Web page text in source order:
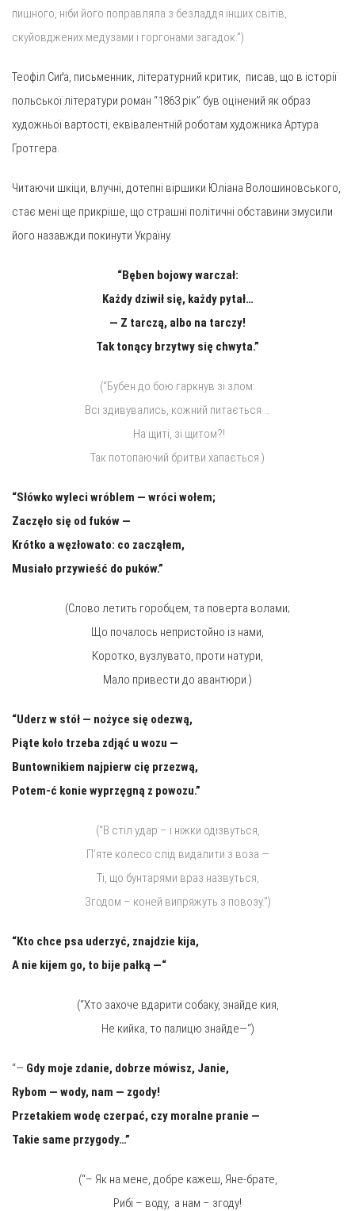
пишного, ніби його поправляла з безладдя інших світів,
скуйовджених медузами і горгонами загадок.”)
Теофіл Сиґа, письменник, літературний критик, писав, що в історії
польської літератури роман “1863 рік” був оцінений як образ
художньої вартості, еквівалентній роботам художника Артура
Гротгера.
Читаючи шкіци, влучні, дотепні віршики Юліана Волошиновського,
стає мені ще прикріше, що страшні політичні обставини змусили
його назавжди покинути Україну.
“Bęben bo­jo­wy war­czał:
Każdy dziwił się, każdy pytał…
— Z tarczą, albo na tar­czy!
Tak tonący brzy­twy się chwy­ta.”
(“Бубен до бою гаркнув зі злом:
Всі здивувались, кожний питається …
На щиті, зі щитом?!
Так потопаючий бритви хапається.)
“Słówko wy­le­ci wróblem — wróci wołem;
Zaczęło się od fuków —
Krótko a węzłowato: co zacząłem,
Musiało przy­wieść do puków.”
(Слово летить горобцем, та поверта волами;
Що почалось непристойно із нами,
Коротко, вузлувато, проти натури,
Мало привести до авантюри.)
“Uderz w stół — nożyce się odezwą,
Piąte koło trze­ba zdjąć u wozu —
Bun­tow­ni­kiem naj­pierw cię przezwą,
Po­tem-ć konie wyprzęgną z po­wo­zu.”
(“В стіл удар – і ніжки одізвуться,
П’яте колесо слід видалити з воза —
Ті, що бунтарями враз назвуться,
Згодом – коней випряжуть з повозу.”)
“Kto chce psa ude­rzyć, znaj­dzie kija,
A nie kijem go, to bije pałką —“
(“Хто захоче вдарити собаку, знайде кия,
Не кийка, то палицю знайде—“)
“— Gdy moje zda­nie, do­brze mówisz, Janie,
Rybom — wody, nam — zgody!
Prze­ta­kiem wodę czer­pać, czy mo­ral­ne pra­nie —
Takie same przy­go­dy…”
(“– Як на мене, добре кажеш, Яне-брате,
Рибі – воду, а нам – згоду!